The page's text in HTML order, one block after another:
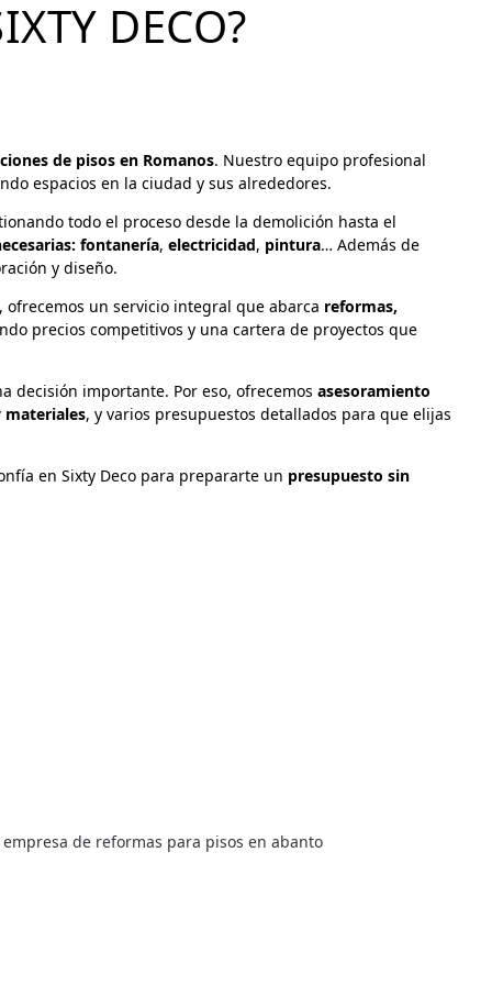
DECO?
de pisos en Romanos. Nuestro equipo profesional
espacios en la ciudad y sus alrededores.
todo el proceso desde la demolición hasta el
fontanería, electricidad, pintura… Además de
y diseño.
, ofrecemos un servicio integral que abarca reformas,
precios competitivos y una cartera de proyectos que
decisión importante. Por eso, ofrecemos asesoramiento
materiales, y varios presupuestos detallados para que elijas
en Sixty Deco para prepararte un presupuesto sin